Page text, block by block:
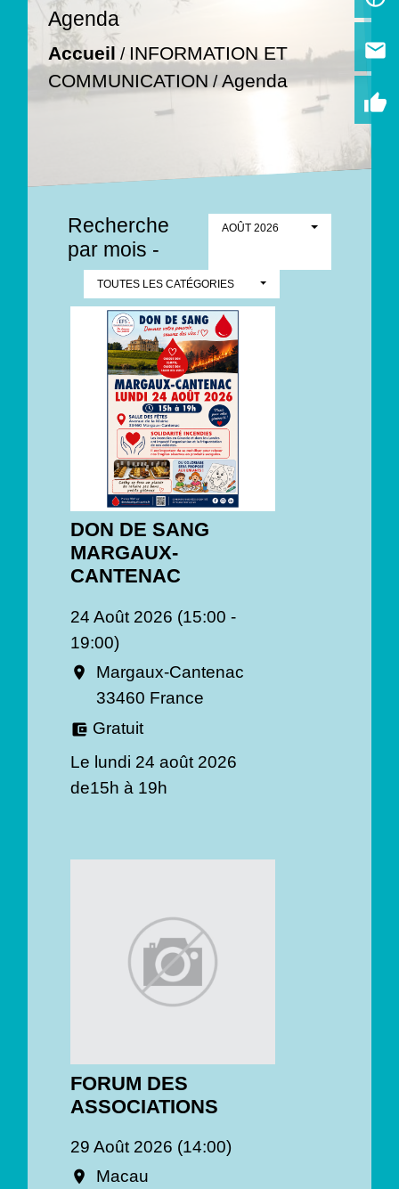
Agenda
Accueil / INFORMATION ET
COMMUNICATION /Agenda
Recherche
par mois -
AOÛT 2026
TOUTES LES CATÉGORIES
DON DE SANG
MARGAUX-
CANTENAC
24 Août 2026 (15:00 -
19:00)
location_on
Margaux-Cantenac
33460 France
account_balance_wallet Gratuit
Le lundi 24 août 2026
de15h à 19h
FORUM DES
ASSOCIATIONS
29 Août 2026 (14:00)
location_on
Macau
email
thumb_up